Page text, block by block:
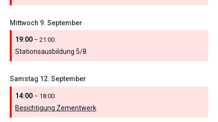
Mittwoch 9. September
19:00 – 21:00
Stationsausbildung 5/8
Samstag 12. September
14:00 – 18:00
Besichtigung Zementwerk